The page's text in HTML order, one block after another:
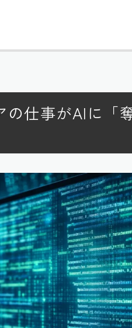
の仕事がAIに「